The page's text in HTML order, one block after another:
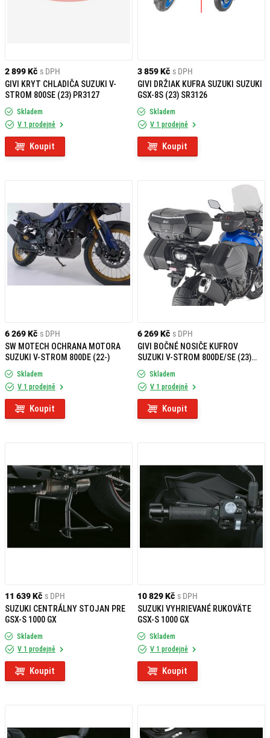
2 899 Kč s DPH
GIVI KRYT CHLADIČA SUZUKI V-
STROM 800SE (23) PR3127
Skladem
V 1 prodejně
Koupit
3 859 Kč s DPH
GIVI DRŽIAK KUFRA SUZUKI SUZUKI
GSX-8S (23) SR3126
Skladem
V 1 prodejně
Koupit
6 269 Kč s DPH
SW MOTECH OCHRANA MOTORA
SUZUKI V-STROM 800DE (22-)
Skladem
V 1 prodejně
Koupit
6 269 Kč s DPH
GIVI BOČNÉ NOSIČE KUFROV
SUZUKI V-STROM 800DE/SE (23)
PLX3125
Skladem
V 1 prodejně
Koupit
11 639 Kč s DPH
SUZUKI CENTRÁLNY STOJAN PRE
GSX-S 1000 GX
Skladem
V 1 prodejně
Koupit
10 829 Kč s DPH
SUZUKI VYHRIEVANÉ RUKOVÄTE
GSX-S 1000 GX
Skladem
V 1 prodejně
Koupit